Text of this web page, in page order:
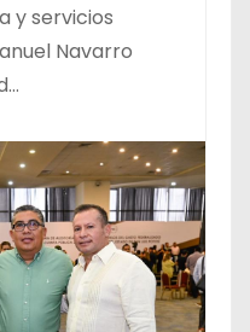
y servicios
Navarro